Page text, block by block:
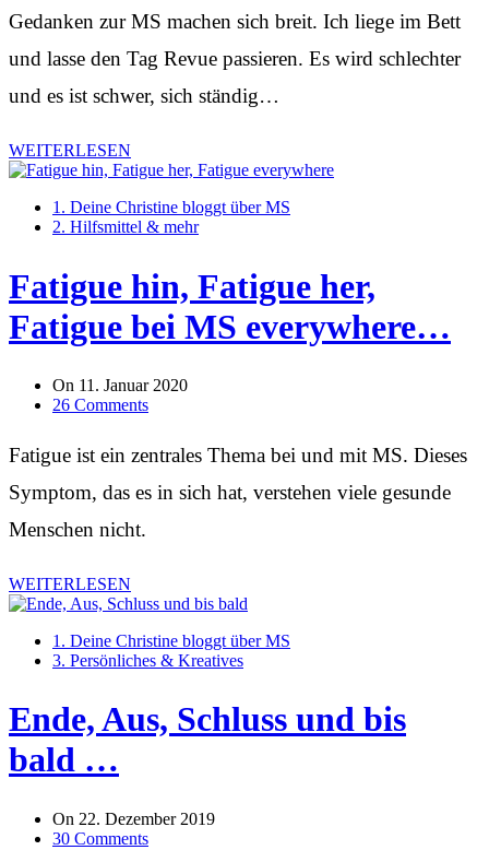
Gedanken zur MS machen sich breit. Ich liege im Bett
und lasse den Tag Revue passieren. Es wird schlechter
und es ist schwer, sich ständig…
WEITERLESEN
1. Deine Christine bloggt über MS
2. Hilfsmittel & mehr
Fatigue hin, Fatigue her,
Fatigue bei MS everywhere…
On 11. Januar 2020
26 Comments
Fatigue ist ein zentrales Thema bei und mit MS. Dieses
Symptom, das es in sich hat, verstehen viele gesunde
Menschen nicht.
WEITERLESEN
1. Deine Christine bloggt über MS
3. Persönliches & Kreatives
Ende, Aus, Schluss und bis
bald …
On 22. Dezember 2019
30 Comments